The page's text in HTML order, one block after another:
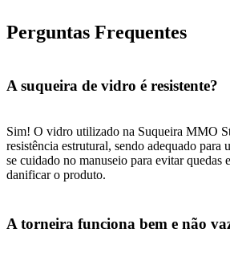
Perguntas Frequentes
A suqueira de vidro é resistente?
Sim! O vidro utilizado na Suqueira MMO
resistência estrutural, sendo adequado para
se cuidado no manuseio para evitar quedas
danificar o produto.
A torneira funciona bem e não